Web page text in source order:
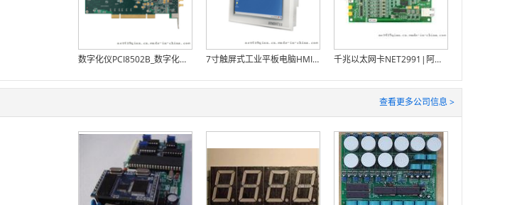
数字化仪PCI8502B_数字化仪-阿尔泰 7寸触屏式工业平板电脑HMI0712 千兆以太网卡NET2991|阿尔泰科技
查看更多公司信息 >